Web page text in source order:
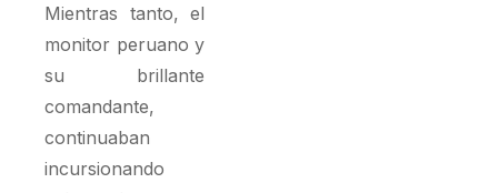
Mientras tanto, el
monitor peruano y
su brillante
comandante,
continuaban
incursionando